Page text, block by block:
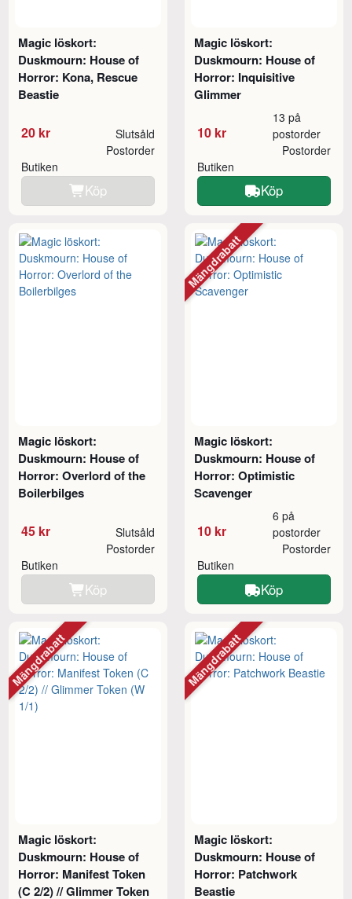
Magic löskort:
Duskmourn: House of
Horror: Kona, Rescue
Beastie
20 kr Slutsåld
Butiken
Postorder
Köp
Magic löskort:
Duskmourn: House of
Horror: Inquisitive
Glimmer
10 kr
13 på
postorder
Butiken
Postorder
Köp
Magic löskort:
Duskmourn: House of
Horror: Overlord of the
Boilerbilges
45 kr Slutsåld
Butiken
Postorder
Köp
Magic löskort:
Duskmourn: House of
Horror: Optimistic
Scavenger
10 kr
6 på
postorder
Butiken
Postorder
Köp
Mängdrabatt
Magic löskort:
Duskmourn: House of
Horror: Manifest Token
(C 2/2) // Glimmer Token
Mängdrabatt
Magic löskort:
Duskmourn: House of
Horror: Patchwork
Beastie
Mängdrabatt